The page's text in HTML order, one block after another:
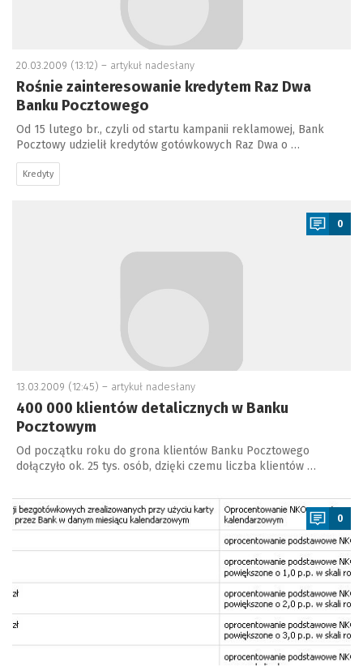
20.03.2009 (13:12) – artykuł nadesłany
Rośnie zainteresowanie kredytem Raz Dwa
Banku Pocztowego
Od 15 lutego br., czyli od startu kampanii reklamowej, Bank
Pocztowy udzielił kredytów gotówkowych Raz Dwa o …
Kredyty
0
13.03.2009 (12:45) – artykuł nadesłany
400 000 klientów detalicznych w Banku
Pocztowym
Od początku roku do grona klientów Banku Pocztowego
dołączyło ok. 25 tys. osób, dzięki czemu liczba klientów …
a
0